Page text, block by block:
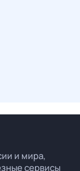
и мира,
сервисы